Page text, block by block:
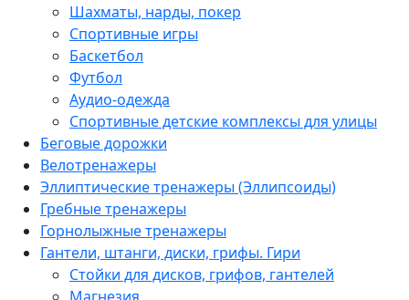
Шахматы, нарды, покер
Спортивные игры
Баскетбол
Футбол
Аудио-одежда
Спортивные детские комплексы для улицы
Беговые дорожки
Велотренажеры
Эллиптические тренажеры (Эллипсоиды)
Гребные тренажеры
Горнолыжные тренажеры
Гантели, штанги, диски, грифы. Гири
Стойки для дисков, грифов, гантелей